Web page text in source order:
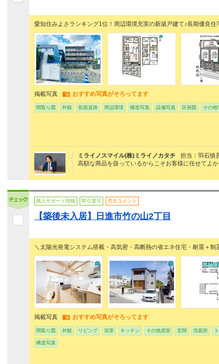
愛知住みよさランキング1位！周辺環境充実の新築戸建て♪長期優良
掲載写真 おすすめ写真がそろってます
間取り図 外観 前面道路 周辺環境 構造写真 設備写真 区画図 その他
ミライノスマイル(株)ミライノカタチ
担当：羽石慎
高額な商品を扱っているからこそお客様に任せてよ
購入サポート情報 即引渡可 売主コメント
【築後未入居】日進市竹の山2丁目
＼太陽光発電システム搭載・高気密・高断熱の省エネ住宅・耐震＋制
掲載写真 おすすめ写真がそろってます
間取り図 外観 リビング 浴室 キッチン その他居室 玄関 洗面所
構造写真